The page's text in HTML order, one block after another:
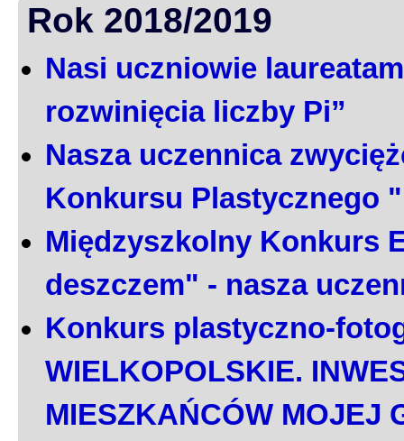
Rok 2018/2019
Nasi uczniowie
rozwinięcia liczby Pi”
Nasza uczennica
Konkursu Plastycznego
Międzyszkolny Konkurs
deszczem" - nasza
Konkurs plastyczno-
WIELKOPOLSKIE.
MIESZKAŃCÓW MOJEJ